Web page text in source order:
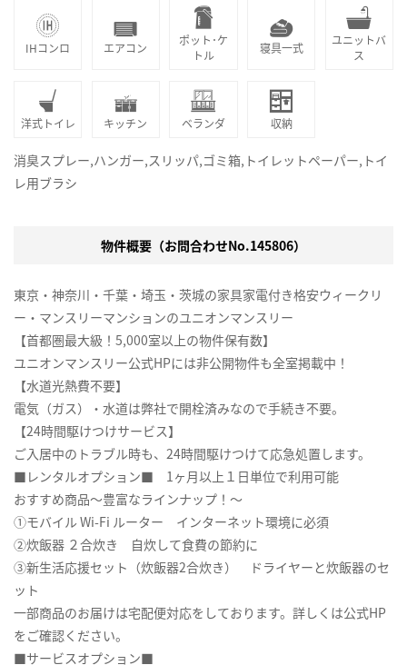
IHコンロ エアコン
ポット･ケ
トル
寝具一式
ユニットバ
ス
洋式トイレ キッチン ベランダ 収納
消臭スプレー,ハンガー,スリッパ,ゴミ箱,トイレットペーパー,トイ
レ用ブラシ
物件概要（お問合わせNo.145806）
東京・神奈川・千葉・埼玉・茨城の家具家電付き格安ウィークリ
ー・マンスリーマンションのユニオンマンスリー
【首都圏最大級！5,000室以上の物件保有数】
ユニオンマンスリー公式HPには非公開物件も全室掲載中！
【水道光熱費不要】
電気（ガス）・水道は弊社で開栓済みなので手続き不要。
【24時間駆けつけサービス】
ご入居中のトラブル時も、24時間駆けつけて応急処置します。
■レンタルオプション■ 1ヶ月以上１日単位で利用可能
おすすめ商品～豊富なラインナップ！～
①モバイル Wi-Fi ルーター インターネット環境に必須
②炊飯器 ２合炊き 自炊して食費の節約に
③新生活応援セット（炊飯器2合炊き） ドライヤーと炊飯器のセ
ット
一部商品のお届けは宅配便対応をしております。詳しくは公式HP
をご確認ください。
■サービスオプション■